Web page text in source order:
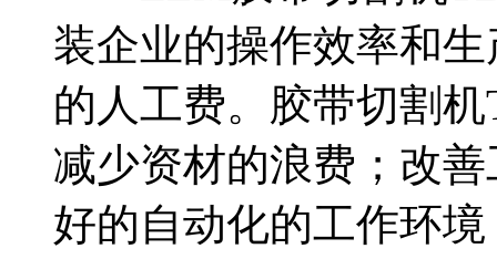
装企业的操作效率和
的人工费。胶带切割
减少资材的浪费；改
好的自动化的工作环